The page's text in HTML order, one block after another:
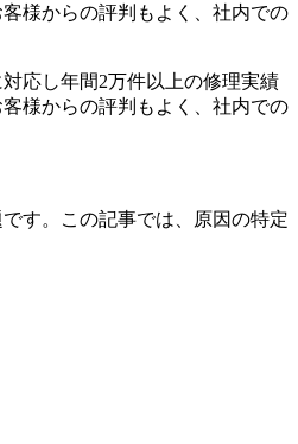
様からの評判もよく、社内での
応し年間2万件以上の修理実績
様からの評判もよく、社内での
す。この記事では、原因の特定